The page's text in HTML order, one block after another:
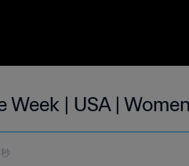
Week | USA |